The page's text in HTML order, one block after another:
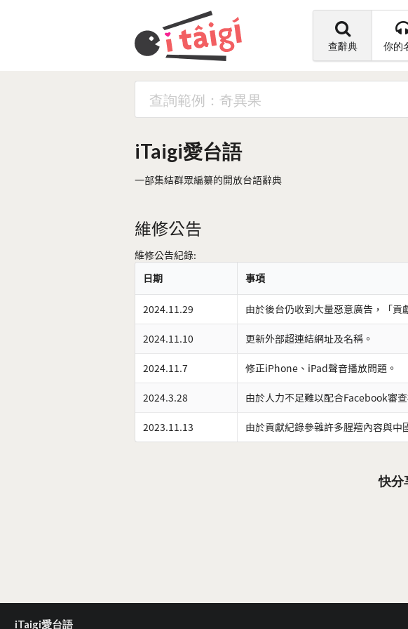
查辭典 你的
iTaigi愛台語
一部集結群眾編纂的開放台語辭典
維修公告
維修公告紀錄:
日期
事項
2024.11.29 由於後台仍收到大量惡意廣告，「貢
2024.11.10 更新外部超連結網址及名稱。
2024.11.7 修正iPhone、iPad聲音播放問題。
2024.3.28 由於人力不足難以配合Facebook審
2023.11.13 由於貢獻紀錄參雜許多腥羶內容與中
快分
iTaigi愛台語